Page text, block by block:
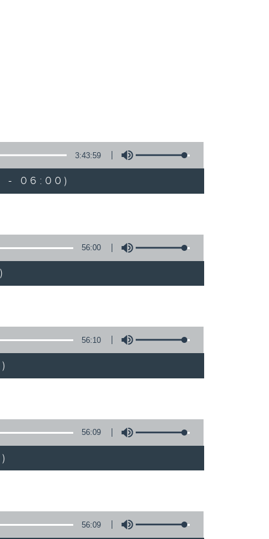
3:43:59
- 06:00)
56:00
56:10
56:09
56:09